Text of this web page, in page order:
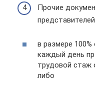
Прочие
в размере
каждый день
трудовой стаж
либо